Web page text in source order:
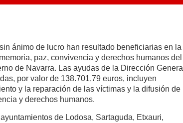
ánimo de lucro han resultado beneficiarias en la
paz, convivencia y derechos humanos del
de Navarra. Las ayudas de la Dirección General
por valor de 138.701,79 euros, incluyen
y la reparación de las víctimas y la difusión de
y derechos humanos.
de Lodosa, Sartaguda, Etxauri,